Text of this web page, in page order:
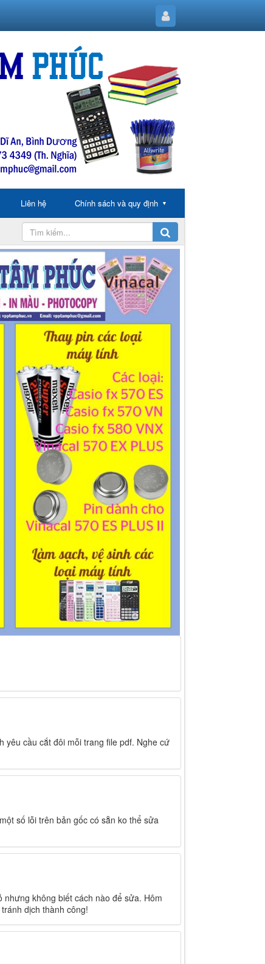
Liên hệ Chính sách và quy định ▼
yêu cầu cắt đôi mỗi trang file pdf. Nghe cứ
số lỗi trên bản gốc có sẵn ko thể sửa
không biết cách nào để sửa. Hôm
dịch thành công!